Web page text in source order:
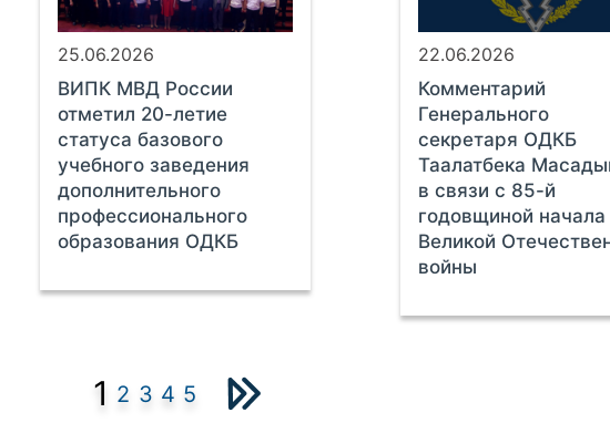
25.06.2026
ВИПК МВД России
отметил 20-летие
статуса базового
учебного заведения
дополнительного
профессионального
образования ОДКБ
22.06.2026
Комментарий
Генерального
секретаря ОДКБ
Таалатбека
в связи с 85-й
годовщиной начала
Великой
войны
1 2 3 4 5